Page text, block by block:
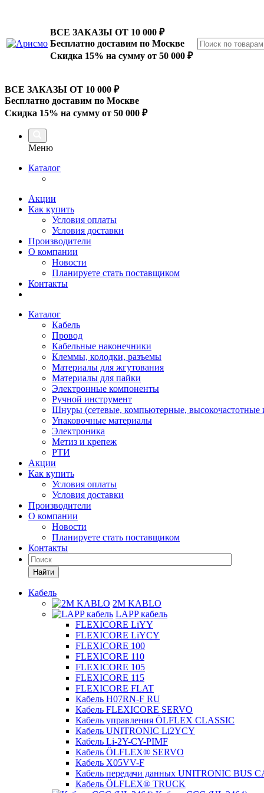
ВСЕ ЗАКАЗЫ ОТ 10 000 ₽
Бесплатно доставим по Москве
Скидка 15% на сумму от 50 000 ₽
ВСЕ ЗАКАЗЫ ОТ 10 000 ₽
Бесплатно доставим по Москве
Скидка 15% на сумму от 50 000 ₽
Меню
Каталог
Акции
Как купить
Условия оплаты
Условия доставки
Производители
О компании
Новости
Планируете стать поставщиком
Контакты
Каталог
Кабель
Провод
Кабельные наконечники
Клеммы, колодки, разъемы
Материалы для жгутования
Материалы для пайки
Электронные компоненты
Ручной инструмент
Шнуры (сетевые, компьютерные, высокочастотные
Упаковочные материалы
Электроника
Метиз и крепеж
РТИ
Акции
Как купить
Условия оплаты
Условия доставки
Производители
О компании
Новости
Планируете стать поставщиком
Контакты
Найти
Кабель
2M KABLO
LAPP кабель
FLEXICORE LiYY
FLEXICORE LiYCY
FLEXICORE 100
FLEXICORE 110
FLEXICORE 105
FLEXICORE 115
FLEXICORE FLAT
Кабель H07RN-F RU
Кабель FLEXICORE SERVO
Кабель управления ÖLFLEX CLASSIC
Кабель UNITRONIC Li2YCY
Кабель Li-2Y-CY-PIMF
Кабель ÖLFLEX® SERVO
Кабель X05VV-F
Кабель передачи данных UNITRONIC BUS
Кабель ÖLFLEX® TRUCK